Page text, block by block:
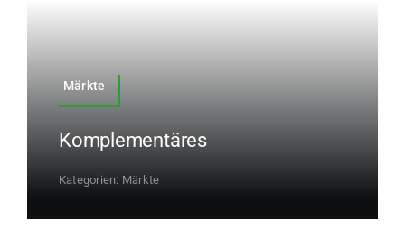
Märkte
Komplementäres
Kategorien: Märkte